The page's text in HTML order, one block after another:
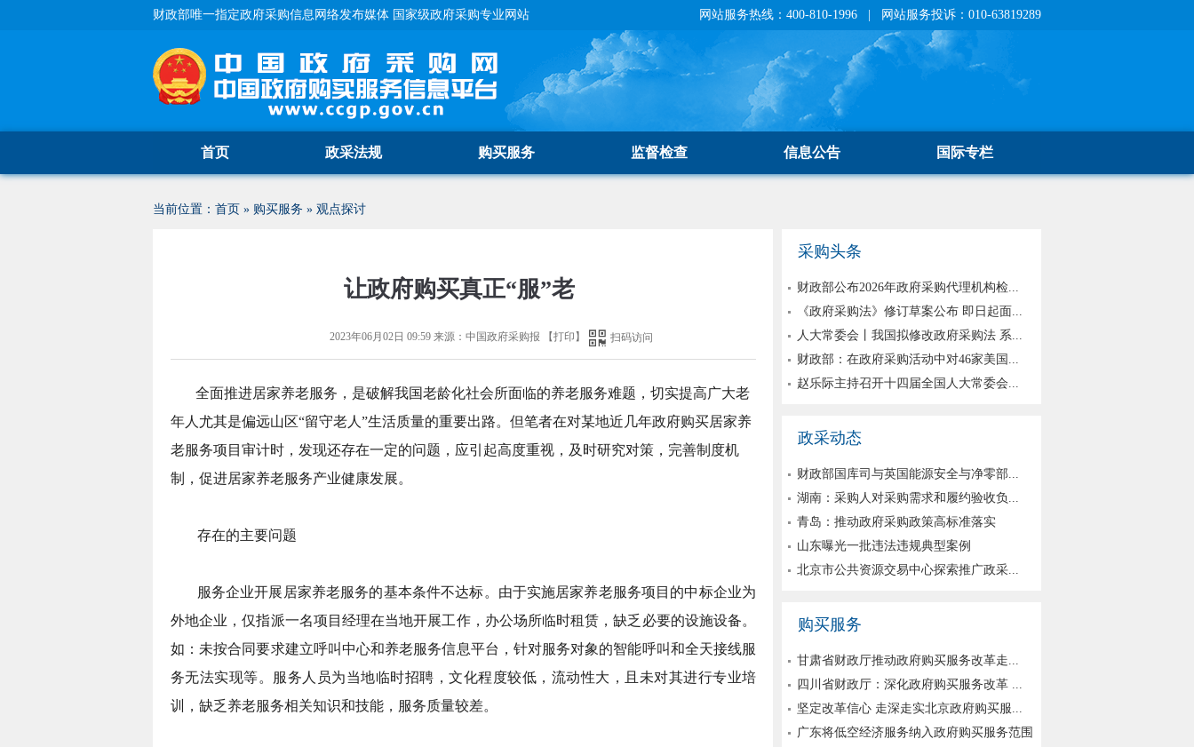
财政部唯一指定政府采购信息网络发布媒体 国家级政府采购专业网站 网站服务热线：400-810-1996 | 网站服务投诉：010-63819289
首页 政采法规 购买服务 监督检查 信息公告 国际专栏
当前位置： 首页 » 购买服务 » 观点探讨
让政府购买真正“服”老
2023年06月02日 09:59来源： 中国政府采购报 【打印 】 扫码访问
全面推进居家养老服务，是破解我国老龄化社会所面临的养老服务难题，切实提高广大老
年人尤其是偏远山区“留守老人”生活质量的重要出路。但笔者在对某地近几年政府购买居家养
老服务项目审计时，发现还存在一定的问题，应引起高度重视，及时研究对策，完善制度机
制，促进居家养老服务产业健康发展。
存在的主要问题
服务企业开展居家养老服务的基本条件不达标。由于实施居家养老服务项目的中标企业为
外地企业，仅指派一名项目经理在当地开展工作，办公场所临时租赁，缺乏必要的设施设备。
如：未按合同要求建立呼叫中心和养老服务信息平台，针对服务对象的智能呼叫和全天接线服
务无法实现等。服务人员为当地临时招聘，文化程度较低，流动性大，且未对其进行专业培
训，缺乏养老服务相关知识和技能，服务质量较差。
采购头条
财政部公布2026年政府采购代理机构检...
《政府采购法》修订草案公布 即日起面...
人大常委会丨我国拟修改政府采购法 系...
财政部：在政府采购活动中对46家美国...
赵乐际主持召开十四届全国人大常委会...
政采动态
财政部国库司与英国能源安全与净零部...
湖南：采购人对采购需求和履约验收负...
青岛：推动政府采购政策高标准落实
山东曝光一批违法违规典型案例
北京市公共资源交易中心探索推广政采...
购买服务
甘肃省财政厅推动政府购买服务改革走...
四川省财政厅：深化政府购买服务改革 ...
坚定改革信心 走深走实北京政府购买服...
广东将低空经济服务纳入政府购买服务范围